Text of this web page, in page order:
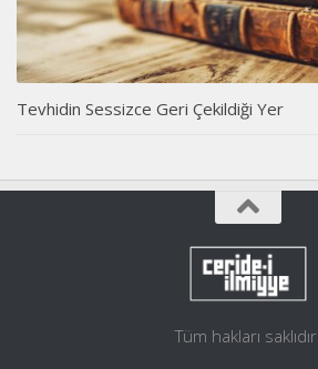
Tevhidin Sessizce Geri Çekildiği Yer
Tüm hakları saklıdır.